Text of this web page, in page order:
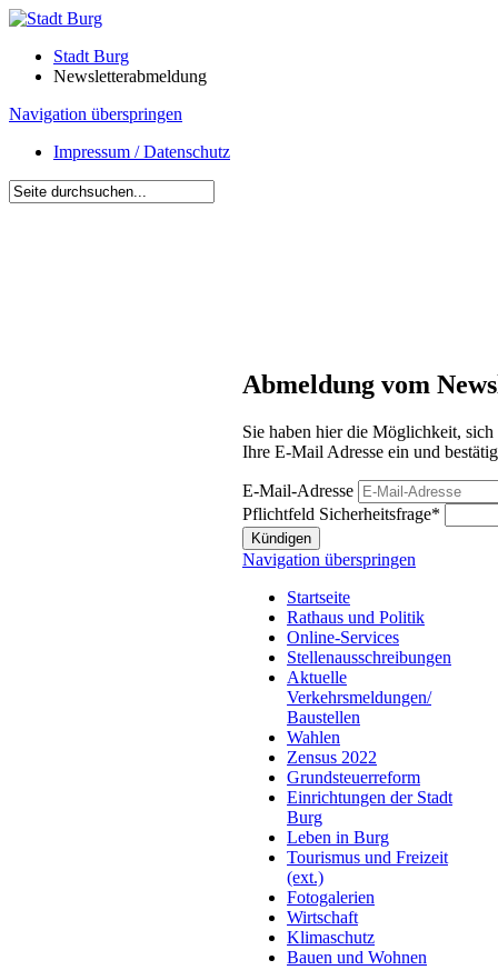
Stadt Burg
Newsletterabmeldung
Navigation überspringen
Impressum / Datenschutz
Abmeldung vom
Sie haben hier die Möglichkeit,
Ihre E-Mail Adresse ein und
E-Mail-Adresse
Pflichtfeld Sicherheitsfrage*
Kündigen
Navigation überspringen
Startseite
Rathaus und Politik
Online-Services
Stellenausschreibungen
Aktuelle
Verkehrsmeldungen/
Baustellen
Wahlen
Zensus 2022
Grundsteuerreform
Einrichtungen der Stadt
Burg
Leben in Burg
Tourismus und Freizeit
(ext.)
Fotogalerien
Wirtschaft
Klimaschutz
Bauen und Wohnen